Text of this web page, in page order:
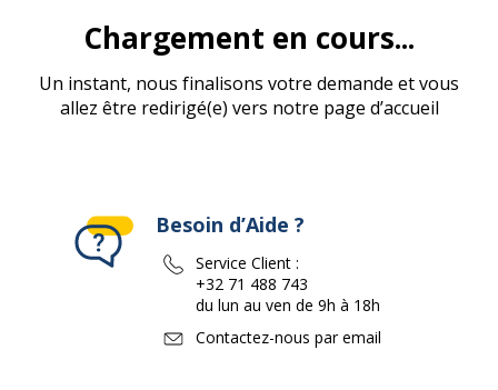
Chargement en cours...
Un instant, nous finalisons votre demande et vous
allez être redirigé(e) vers notre page d’accueil
Besoin d’Aide ?
Service Client :
+32 71 488 743
du lun au ven de 9h à 18h
Contactez-nous par email